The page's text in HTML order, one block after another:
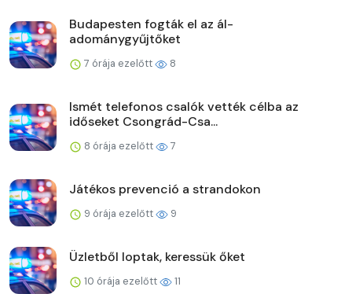
Budapesten fogták el az ál-
adománygyűjtőket
7 órája ezelőtt 8
Ismét telefonos csalók vették célba az
időseket Csongrád-Csa...
8 órája ezelőtt 7
Játékos prevenció a strandokon
9 órája ezelőtt 9
Üzletből loptak, keressük őket
10 órája ezelőtt 11